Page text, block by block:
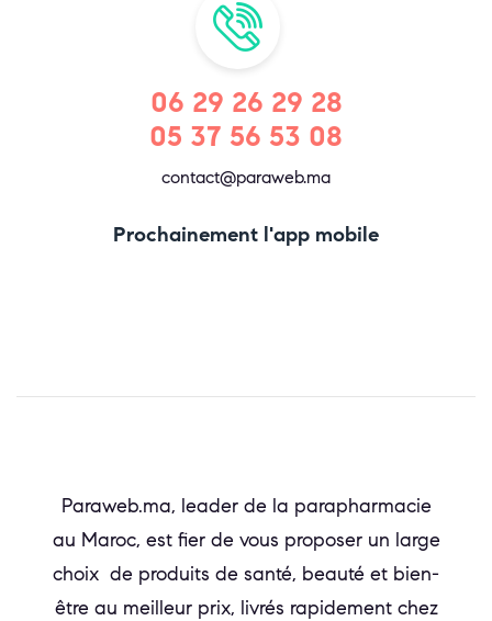
06 29 26 29 28
05 37 56 53 08
contact@paraweb.ma
Prochainement l'app mobile
Paraweb.ma, leader de la parapharmacie
au Maroc, est fier de vous proposer un large
choix de produits de santé, beauté et bien-
être au meilleur prix, livrés rapidement chez